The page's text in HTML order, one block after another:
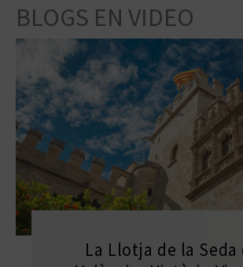
BLOGS EN VIDEO
La Llotja de la Seda